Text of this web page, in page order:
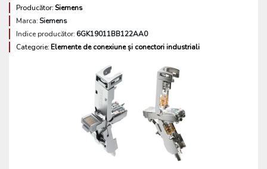
Producător:Siemens
Marca:Siemens
Indice producător: 6GK19011BB122AA0
Categorie:Elemente de conexiune și conectori industriali